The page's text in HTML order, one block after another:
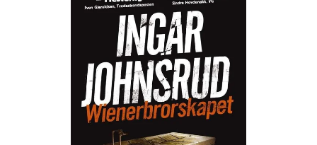
Hypopressiv trening
The Housemaid